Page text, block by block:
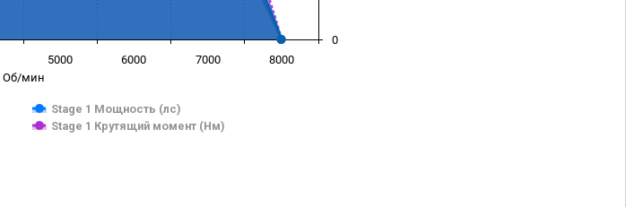
Об/мин
Stage 1 Мощность (лс)
Stage 1 Крутящий момент (Нм)
5000 6000 7000 8000
0